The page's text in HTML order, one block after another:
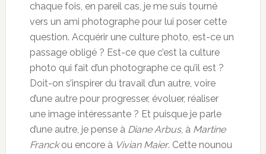
chaque fois, en pareil cas, je me suis tourné
vers un ami photographe pour lui poser cette
question. Acquérir une culture photo, est-ce un
passage obligé ? Est-ce que c’est la culture
photo qui fait d’un photographe ce qu’il est ?
Doit-on s’inspirer du travail d’un autre, voire
d’une autre pour progresser, évoluer, réaliser
une image intéressante ? Et puisque je parle
d’une autre, je pense à Diane Arbus, à Martine
Franckou encore à Vivian Maier. Cette nounou